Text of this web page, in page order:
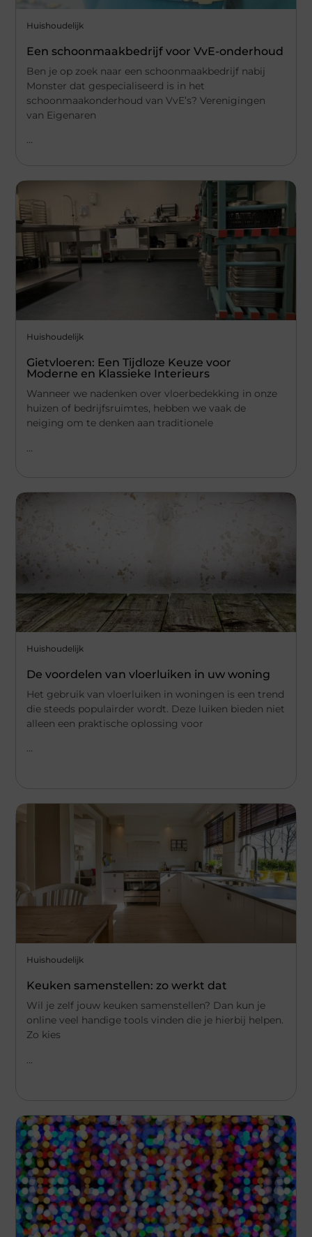
Huishoudelijk
Een schoonmaakbedrijf voor VvE-onderhoud
Ben je op zoek naar een schoonmaakbedrijf nabij
Monster dat gespecialiseerd is in het
schoonmaakonderhoud van VvE’s? Verenigingen
van Eigenaren
...
Huishoudelijk
Gietvloeren: Een Tijdloze Keuze voor
Moderne en Klassieke Interieurs
Wanneer we nadenken over vloerbedekking in onze
huizen of bedrijfsruimtes, hebben we vaak de
neiging om te denken aan traditionele
...
Huishoudelijk
De voordelen van vloerluiken in uw woning
Het gebruik van vloerluiken in woningen is een trend
die steeds populairder wordt. Deze luiken bieden niet
alleen een praktische oplossing voor
...
Huishoudelijk
Keuken samenstellen: zo werkt dat
Wil je zelf jouw keuken samenstellen? Dan kun je
online veel handige tools vinden die je hierbij helpen.
Zo kies
...